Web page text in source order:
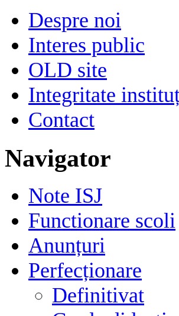
Despre noi
Interes public
OLD site
Integritate
Contact
Navigator
Note ISJ
Functionare scoli
Anunțuri
Perfecționare
Definitivat